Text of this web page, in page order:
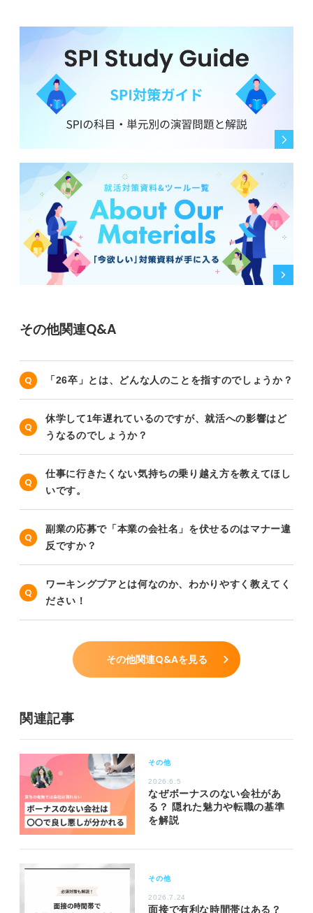
その他関連Q&A
「26卒」とは、どんな人のことを指すのでしょうか？
休学して1年遅れているのですが、就活への影響はど
うなるのでしょうか？
仕事に行きたくない気持ちの乗り越え方を教えてほし
いです。
副業の応募で「本業の会社名」を伏せるのはマナー違
反ですか？
ワーキングプアとは何なのか、わかりやすく教えてく
ださい！
その他関連Q&Aを見る
関連記事
その他
2026.6.5
なぜボーナスのない会社があ
る？ 隠れた魅力や転職の基準
を解説
その他
2026.7.24
面接で有利な時間帯はある？